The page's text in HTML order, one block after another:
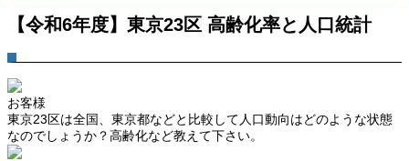
【令和6年度】東京23区 高齢化率と人口統計
お客様
東京23区は全国、東京都などと比較して人口動向はどのような状態
なのでしょうか？高齢化など教えて下さい。